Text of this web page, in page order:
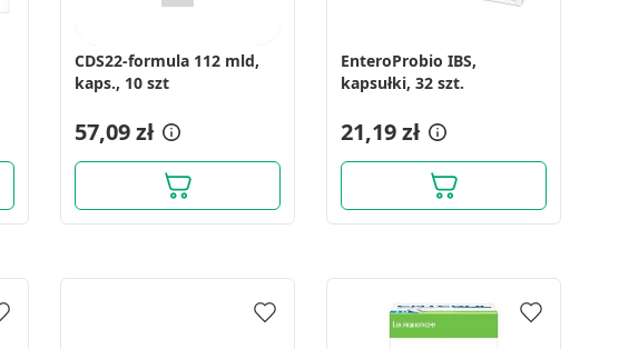
CDS22-formula 112 mld,
kaps., 10 szt
57,09 zł
EnteroProbio IBS,
kapsułki, 32 szt.
21,19 zł